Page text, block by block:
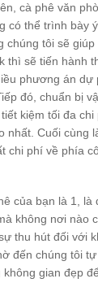
cà phê văn
có thể trình bày
chúng tôi sẽ
thì sẽ tiến hành
phương án dự
đó, chuẩn bị
kiệm tối đa
nhất. Cuối cùng
chi phí về phía
của bạn là 1, là
không nơi nào
thu hút đối với
đến chúng tôi
gian đẹp